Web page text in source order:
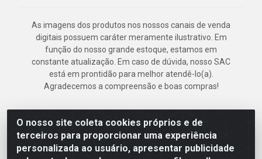
O nosso site coleta cookies próprios e de
terceiros para proporcionar uma experiência
personalizada ao usuário, apresentar publicidade
As imagens dos produtos nos nossos canais de venda
digitais possuem caráter meramente ilustrativo. Em
função do nosso grande estoque, estamos em
constante atualização. Em caso de dúvida, nosso SAC
está em prontidão para melhor atendê-lo(a).
Agradecemos a compreensão e boas compras!
Deskontão Atacado - Av. Marechal Mascarenhas de Morais, 2471 -
Imbiribeira - Recife/PE - CEP 51.150-001 - CNPJ 24.150.377/0003-
57